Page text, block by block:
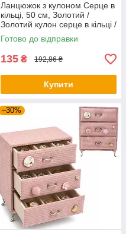
Ланцюжок з кулоном Серце в
кільці, 50 см, Золотий /
Золотий кулон серце в кільці /
Кулончик з серцем / Підвіска
з кулоном серце
Готово до відправки
135 ₴ 192,86 ₴
Купити
–30%